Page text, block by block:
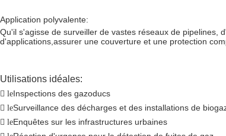
Application polyvalente:
Qu'il s'agisse de surveiller de vastes réseaux de pipelines,
d'applications,assurer une couverture et une protection
Utilisations idéales:
 leInspections des gazoducs
 leSurveillance des décharges et des installations de
 leEnquêtes sur les infrastructures urbaines